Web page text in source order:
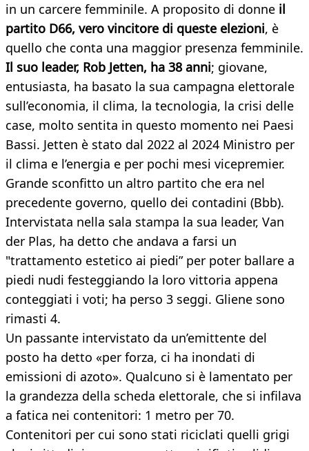
in un carcere femminile. A proposito di donne il
partito D66, vero vincitore di queste elezioni, è
quello che conta una maggior presenza femminile.
Il suo leader, Rob Jetten, ha 38 anni; giovane,
entusiasta, ha basato la sua campagna elettorale
sull’economia, il clima, la tecnologia, la crisi delle
case, molto sentita in questo momento nei Paesi
Bassi. Jetten è stato dal 2022 al 2024 Ministro per
il clima e l’energia e per pochi mesi vicepremier.
Grande sconfitto un altro partito che era nel
precedente governo, quello dei contadini (Bbb).
Intervistata nella sala stampa la sua leader, Van
der Plas, ha detto che andava a farsi un
"trattamento estetico ai piedi” per poter ballare a
piedi nudi festeggiando la loro vittoria appena
conteggiati i voti; ha perso 3 seggi. Gliene sono
rimasti 4.
Un passante intervistato da un’emittente del
posto ha detto «per forza, ci ha inondati di
emissioni di azoto». Qualcuno si è lamentato per
la grandezza della scheda elettorale, che si infilava
a fatica nei contenitori: 1 metro per 70.
Contenitori per cui sono stati riciclati quelli grigi